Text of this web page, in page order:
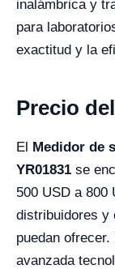
inalámbrica y
para
exactitud y la
Precio
El Medidor de
YR01831 se
500 USD a 800
distribuidores y
puedan
avanzada